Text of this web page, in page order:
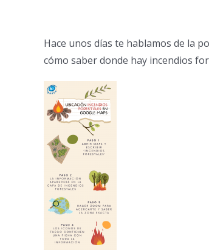
Hace unos días te hablamos de la
cómo saber donde hay incendios